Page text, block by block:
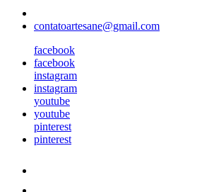
contatoartesane@gmail.com
facebook
facebook
instagram
instagram
youtube
youtube
pinterest
pinterest